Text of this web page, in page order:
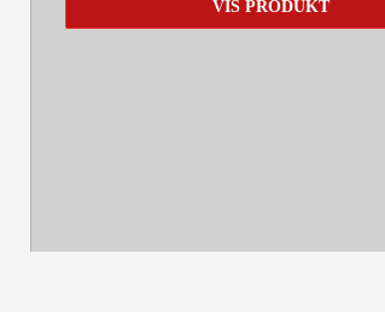
VIS PRODUKT